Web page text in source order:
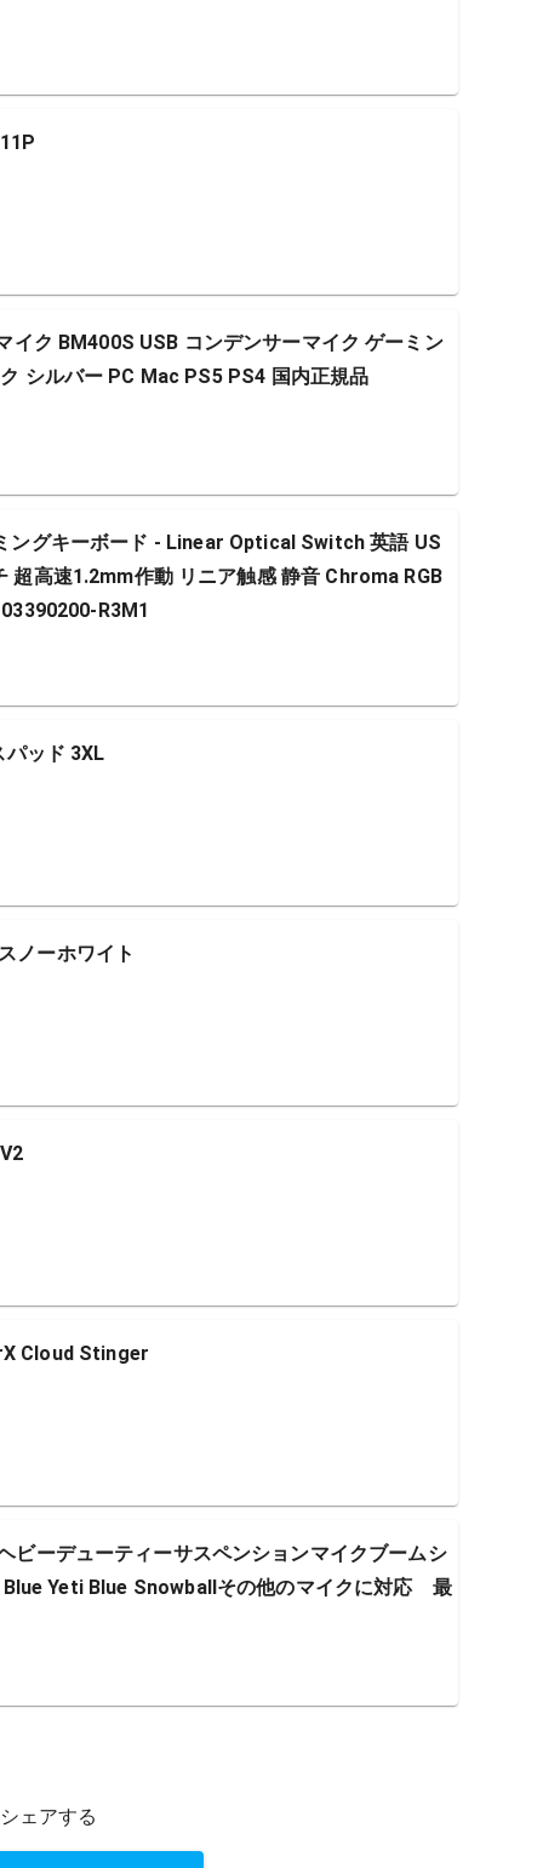
ク BM400S USB コンデンサーマイク ゲーミン
シルバー PC Mac PS5 PS4 国内正規品
ングキーボード - Linear Optical Switch 英語 US
超高速1.2mm作動 リニア触感 静音 Chroma RGB
R3M1
ッド 3XL
ノーホワイト
Cloud Stinger
ーデューティーサスペンションマイクブームシ
Yeti Blue Snowballその他のマイクに対応 最
ェアする